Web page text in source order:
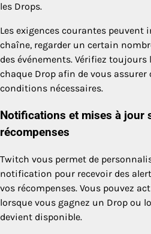
les Drops.
Les exigences courantes peuvent
chaîne, regarder un certain
des événements. Vérifiez
chaque Drop afin de vous assurer
conditions nécessaires.
Notifications et mises à jour
récompenses
Twitch vous permet de
notification pour recevoir des
vos récompenses. Vous pouvez
lorsque vous gagnez un Drop ou
devient disponible.